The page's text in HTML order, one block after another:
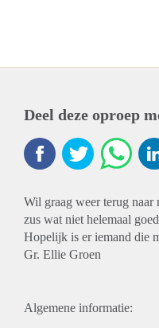
Deel deze oproep
Wil graag weer terug
zus wat niet helemaal
Hopelijk is er iemand die
Gr. Ellie Groen
Algemene informatie: